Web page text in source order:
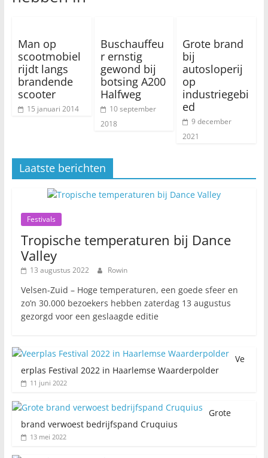
Man op
scootmobiel
rijdt langs
brandende
scooter
15 januari 2014
Buschauffeu
r ernstig
gewond bij
botsing A200
Halfweg
10 september
2018
Grote brand
bij
autosloperij
op
industriegebi
ed
9 december
2021
Laatste berichten
Festivals
Tropische temperaturen bij Dance
Valley
13 augustus 2022 Rowin
Velsen-Zuid – Hoge temperaturen, een goede sfeer en
zo’n 30.000 bezoekers hebben zaterdag 13 augustus
gezorgd voor een geslaagde editie
Ve
erplas Festival 2022 in Haarlemse Waarderpolder
11 juni 2022
Grote
brand verwoest bedrijfspand Cruquius
13 mei 2022